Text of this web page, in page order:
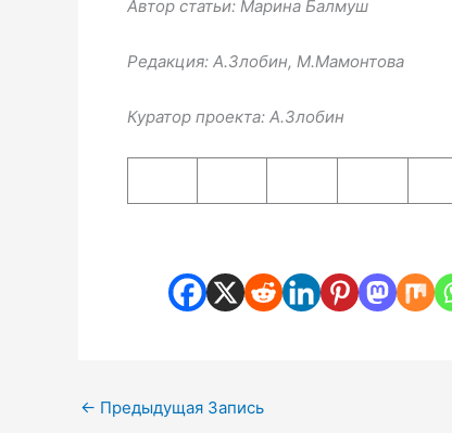
Автор статьи: Марина Балмуш
Редакция: А.Злобин, М.Мамонтова
Куратор проекта: А.Злобин
← Предыдущая Запись